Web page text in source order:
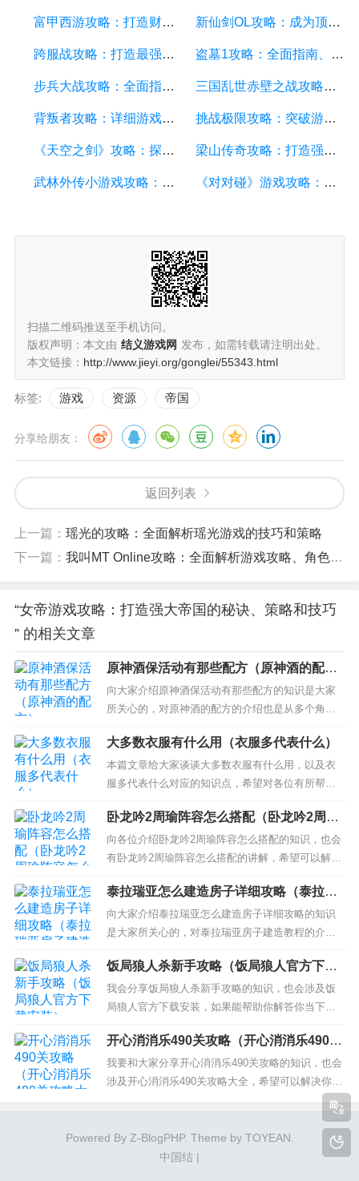
富甲西游攻略：打造财富王国的终极指南 新仙剑OL攻略：成为顶级仙侠大侠的秘诀与技巧
跨服战攻略：打造最强战队，征服多个服务器 盗墓1攻略：全面指南、秘籍和技巧
步兵大战攻略：全面指南及游戏技巧分享 三国乱世赤壁之战攻略：详细游戏攻略方面的描述
背叛者攻略：详细游戏攻略方面的描述 挑战极限攻略：突破游戏难关的终极指南
《天空之剑》攻略：探索天空的冒险之旅 梁山传奇攻略：打造强大的英雄团队，征服江湖的必备指南
武林外传小游戏攻略：全面解析游戏技巧、角色选择和剧情推进 《对对碰》游戏攻略：成为高手的秘籍
扫描二维码推送至手机访问。
版权声明：本文由 结义游戏网 发布，如需转载请注明出处。
本文链接： http://www.jieyi.org/gonglei/55343.html
标签: 游戏 资源 帝国
分享给朋友：
返回列表
上一篇： 瑶光的攻略：全面解析瑶光游戏的技巧和策略
下一篇： 我叫MT Online攻略：全面解析游戏攻略、角色养成和装备获取技巧
“女帝游戏攻略：打造强大帝国的秘诀、策略和技巧
” 的相关文章
原神酒保活动有那些配方（原神酒的配
方）
向大家介绍原神酒保活动有那些配方的知识是大家
所关心的，对原神酒的配方的介绍也是从多个角度
来解答，希望可以让大家解决现在的问题！ 本文目
录一览： 1、原神甜心果酒壶怎么配 2、原神完美酒
保下午茶饮品是啥 3、原神有冲击性的咖啡什么意思
4、原神酒保活动什么时候结束 5、原神酒保卖的酒
有...
大多数衣服有什么用（衣服多代表什么）
本篇文章给大家谈谈大多数衣服有什么用，以及衣
服多代表什么对应的知识点，希望对各位有所帮
助，不要忘了收藏本站喔。 本文目录一览： 1、衣
服有什么作用？ 2、服装的功能是什么？ 3、旧衣服
的用途是什么？ 衣服有什么作用？ 人类最初的衣服
是用兽皮制成的，包裹身体的最早“织物”用麻类纤维
和草制成。...
卧龙吟2周瑜阵容怎么搭配（卧龙吟2周瑜
阵容怎么搭配）
向各位介绍卧龙吟2周瑜阵容怎么搭配的知识，也会
有卧龙吟2周瑜阵容怎么搭配的讲解，希望可以解决
大家当前的困惑！ 本文目录一览： 1、《卧龙吟2》
阵容搭配是什么？ 2、《卧龙吟2》周瑜强度分析
3、周瑜吕蒙程普玩枪还是弓 4、卧龙吟周瑜需要几
个鼓 5、卧龙吟钟会搭配武将 6、周瑜吕布...
泰拉瑞亚怎么建造房子详细攻略（泰拉瑞
亚房子建造教程）
向大家介绍泰拉瑞亚怎么建造房子详细攻略的知识
是大家所关心的，对泰拉瑞亚房子建造教程的介绍
也是从多个角度来解答，希望可以让大家解决现在
的问题！ 本文目录一览： 1、泰拉瑞亚房子要求
2、泰拉瑞亚蘑菇人的房子怎么造 3、泰拉瑞亚怎么
建造房子 泰拉瑞亚如何建造房子 4、泰拉瑞亚12怎
么建房子...
饭局狼人杀新手攻略（饭局狼人官方下载
安装）
我会分享饭局狼人杀新手攻略的知识，也会涉及饭
局狼人官方下载安装，如果能帮助你解答你当下的
问题，别忘记关注我们吧！ 本文目录一览： 1、饭
局狼人杀玩法技巧攻略 腾讯饭局狼人杀怎么玩 2、
饭局狼人杀首次发言怎么玩好 玩家首次发言注意事
项 3、饭局狼人杀12人局规则攻略是什么 饭局狼人
开心消消乐490关攻略（开心消消乐490关
攻略大全）
我要和大家分享开心消消乐490关攻略的知识，也会
涉及开心消消乐490关攻略大全，希望可以解决你现
在的问题！ 本文目录一览： 1、开心消消乐544关攻
略 开心消消乐544关怎么过技巧讲解 2、开心消消乐
一共多少关 关卡攻略大全 3、消消乐249关怎么过
4、开心消消乐满屏小鸟头是第几关...
Powered By Z-BlogPHP. Theme by TOYEAN.
中国结 |